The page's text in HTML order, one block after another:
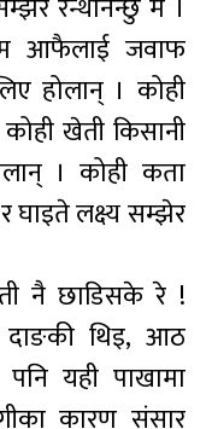
रन्थनिन्छु म ।
आफैलाई जवाफ
होलान् । कोही
खेती किसानी
। कोही कता
घाइते लक्ष्य सम्झेर
नै छाडिसके रे !
दाङकी थिइ, आठ
यही पाखामा
कारण संसार